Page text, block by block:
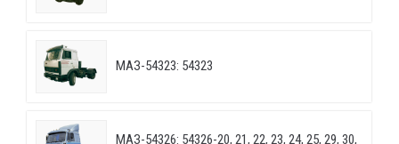
МАЗ-54323: 54323
МАЗ-54326: 54326-20, 21, 22, 23, 24, 25, 29, 30,